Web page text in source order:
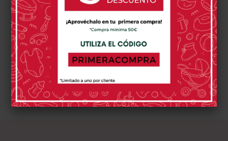
Comprar Comprar
Has visto 2 de 2 productos